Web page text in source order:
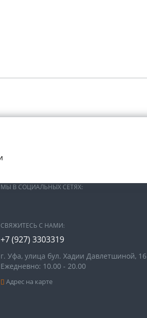
МЫ В СОЦИАЛЬНЫХ СЕТЯХ:
СВЯЖИТЕСЬ С НАМИ:
+7 (927) 3303319
г. Уфа, улица бул. Хадии Давлетшиной, 16
Ежедневно: 10.00 - 20.00
Адрес на карте